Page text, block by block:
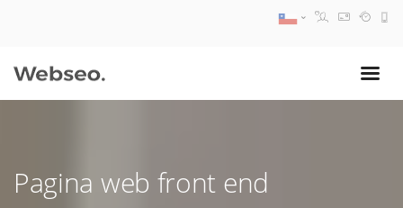
Pagina web front end
09:30 AM A 18:30 PM